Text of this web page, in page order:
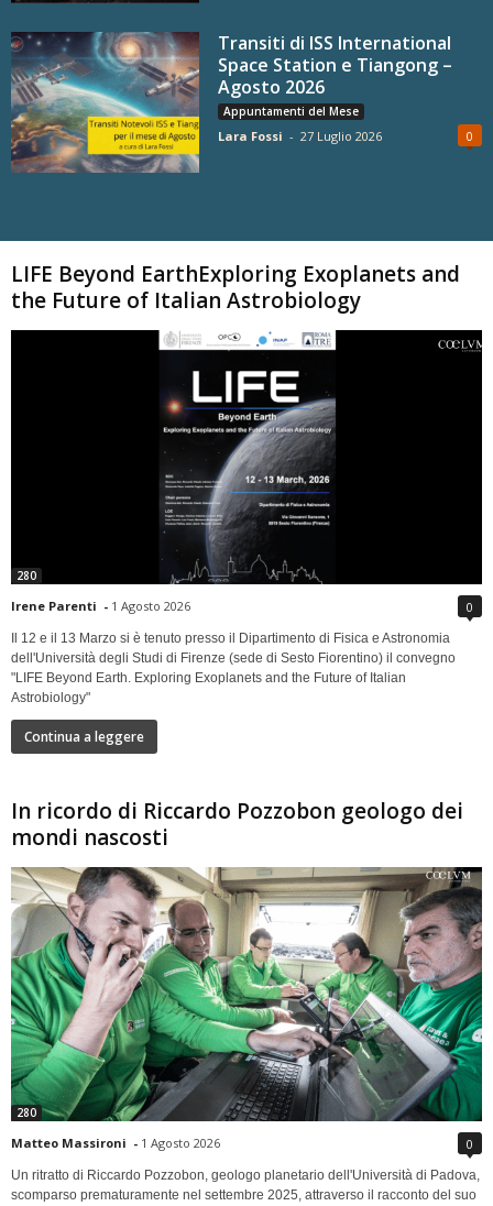
Transiti di ISS International
Space Station e Tiangong –
Agosto 2026
Appuntamenti del Mese
Lara Fossi - 27 Luglio 2026 0
LIFE Beyond EarthExploring Exoplanets and
the Future of Italian Astrobiology
280
Irene Parenti - 1 Agosto 2026 0
Il 12 e il 13 Marzo si è tenuto presso il Dipartimento di Fisica e Astronomia
dell'Università degli Studi di Firenze (sede di Sesto Fiorentino) il convegno
"LIFE Beyond Earth. Exploring Exoplanets and the Future of Italian
Astrobiology"
Continua a leggere
In ricordo di Riccardo Pozzobon geologo dei
mondi nascosti
280
Matteo Massironi - 1 Agosto 2026 0
Un ritratto di Riccardo Pozzobon, geologo planetario dell'Università di Padova,
scomparso prematuramente nel settembre 2025, attraverso il racconto del suo